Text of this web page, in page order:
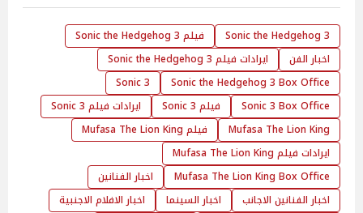
Sonic the Hedgehog 3
فيلم Sonic the Hedgehog 3
اخبار الفن
ايرادات فيلم Sonic the Hedgehog 3
Sonic the Hedgehog 3 Box Office
Sonic 3
Sonic 3 Box Office
فيلم Sonic 3
ايرادات فيلم Sonic 3
Mufasa The Lion King
فيلم Mufasa The Lion King
ايرادات فيلم Mufasa The Lion King
Mufasa The Lion King Box Office
اخبار الفنانين
اخبار الفنانين الاجانب
اخبار السينما
اخبار الافلام الاجنبية